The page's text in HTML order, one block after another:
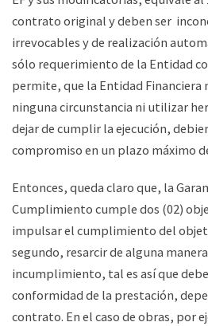
contrato original y deben ser
irrevocables y de realización
sólo requerimiento de la Entidad
permite, que la Entidad Financiera
ninguna circunstancia ni utilizar
dejar de cumplir la ejecución,
compromiso en un plazo máximo
Entonces, queda claro que, la
Cumplimiento cumple dos (02)
impulsar el cumplimiento del
segundo, resarcir de alguna
incumplimiento, tal es así que
conformidad de la prestación,
contrato. En el caso de obras, por